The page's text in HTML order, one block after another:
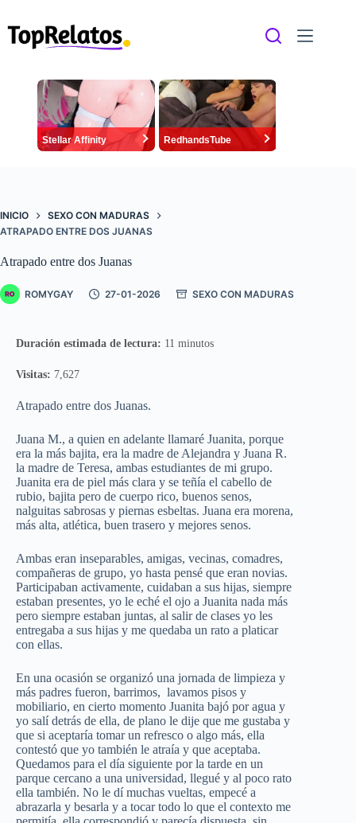
contenido
Stellar Affinity RedhandsTube
INICIO
SEXO CON MADURAS
ATRAPADO ENTRE DOS JUANAS
Atrapado entre dos Juanas
ROMYGAY 27-01-2026 SEXO CON MADURAS
Duración estimada de lectura: 11 minutos
Visitas: 7,627
Atrapado entre dos Juanas.
Juana M., a quien en adelante llamaré Juanita, porque
era la más bajita, era la madre de Alejandra y Juana R.
la madre de Teresa, ambas estudiantes de mi grupo.
Juanita era de piel más clara y se teñía el cabello de
rubio, bajita pero de cuerpo rico, buenos senos,
nalguitas sabrosas y piernas esbeltas. Juana era morena,
más alta, atlética, buen trasero y mejores senos.
Ambas eran inseparables, amigas, vecinas, comadres,
compañeras de grupo, yo hasta pensé que eran novias.
Participaban activamente, cuidaban a sus hijas, siempre
estaban presentes, yo le eché el ojo a Juanita nada más
pero siempre estaban juntas, al salir de clases yo les
entregaba a sus hijas y me quedaba un rato a platicar
con ellas.
En una ocasión se organizó una jornada de limpieza y
más padres fueron, barrimos, lavamos pisos y
mobiliario, en cierto momento Juanita bajó por agua y
yo salí detrás de ella, de plano le dije que me gustaba y
que si aceptaría tomar un refresco o algo más, ella
contestó que yo también le atraía y que aceptaba.
Quedamos para el día siguiente por la tarde en un
parque cercano a una universidad, llegué y al poco rato
ella también. No le dí muchas vueltas, empecé a
abrazarla y besarla y a tocar todo lo que el contexto me